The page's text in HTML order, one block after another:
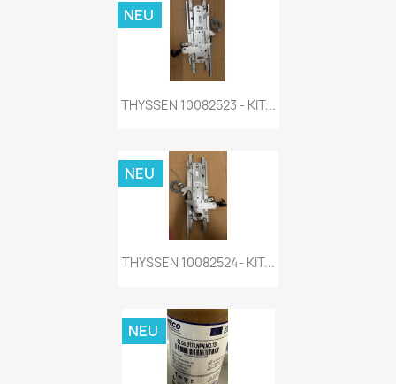
THYSSEN 10082523 - KIT...
NEU
THYSSEN 10082524- KIT...
NEU
NEU